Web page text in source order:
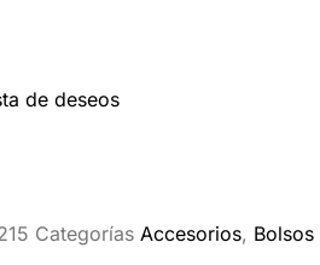
de deseos
Categorías Accesorios, Bolsos